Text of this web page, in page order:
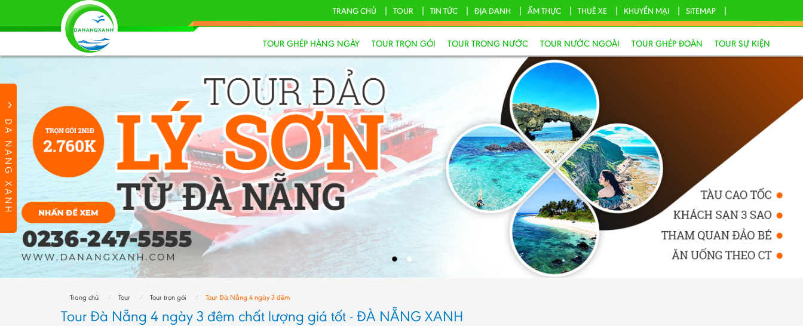
TRANG CHỦ TOUR TIN TỨC ĐỊA DANH ẨM THỰC THUÊ XE KHUYẾN MẠI SITEMAP
TOUR GHÉP HÀNG NGÀY TOUR TRỌN GÓI TOUR TRONG NƯỚC TOUR NƯỚC NGOÀI TOUR GHÉP ĐOÀN TOUR SỰ KIỆN
DA NANG XANH
Trang chủ Tour Tour trọn gói Tour Đà Nẵng 4 ngày 3 đêm
Tour Đà Nẵng 4 ngày 3 đêm chất lượng giá tốt - ĐÀ NẴNG XANH